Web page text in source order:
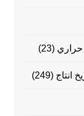
حراري (23)
انتاج (249)